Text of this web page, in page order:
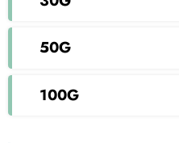
50g
100g